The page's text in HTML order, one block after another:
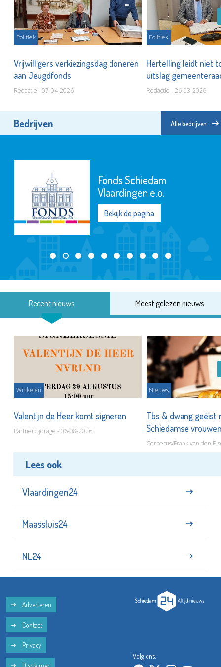
Politiek
Vrijwilligers verkiezingsdag doneren
aan Jeugdfonds
Redactie - 07-04-2026
Politiek
Hertelling leidt niet
uitslag
Redactie - 26-03-2026
Bedrijven Alle bedrijven
Fonds Schiedam
Vlaardingen e.o.
Bekijk de pagina
Recent nieuws Meest gelezen nieuws
Winkelen
Valentijn de Heer komt signeren
Partnerbijdrage - 06-08-2026
Nieuws
Tbs & dwang geëist
Schiedamse
Cerberus/Frank van den
Lees ook
Vlaardingen24
Maassluis24
NL24
Adverteren
Contact
Privacy
Volg ons: